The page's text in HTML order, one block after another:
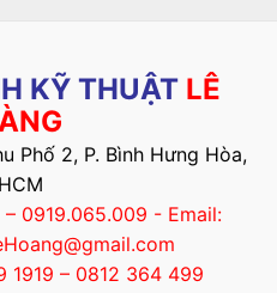
KỸ THUẬT LÊ
Phố 2, P. Bình Hưng Hòa,
0919.065.009 - Email:
– 0812 364 499